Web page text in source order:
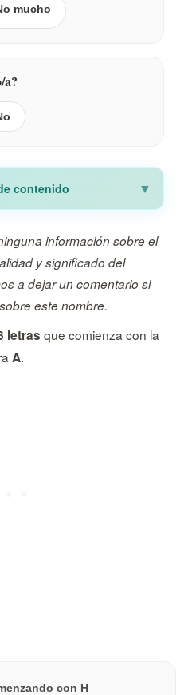
mucho
a?
contenido
información sobre el
y significado del
a dejar un comentario si
este nombre.
letras que comienza con la
A.
con H